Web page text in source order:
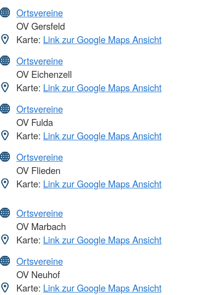
Ortsvereine
OV Gersfeld
Karte: Link zur Google Maps Ansicht
Ortsvereine
OV Eichenzell
Karte: Link zur Google Maps Ansicht
Ortsvereine
OV Fulda
Karte: Link zur Google Maps Ansicht
Ortsvereine
OV Flieden
Karte: Link zur Google Maps Ansicht
Ortsvereine
OV Marbach
Karte: Link zur Google Maps Ansicht
Ortsvereine
OV Neuhof
Karte: Link zur Google Maps Ansicht